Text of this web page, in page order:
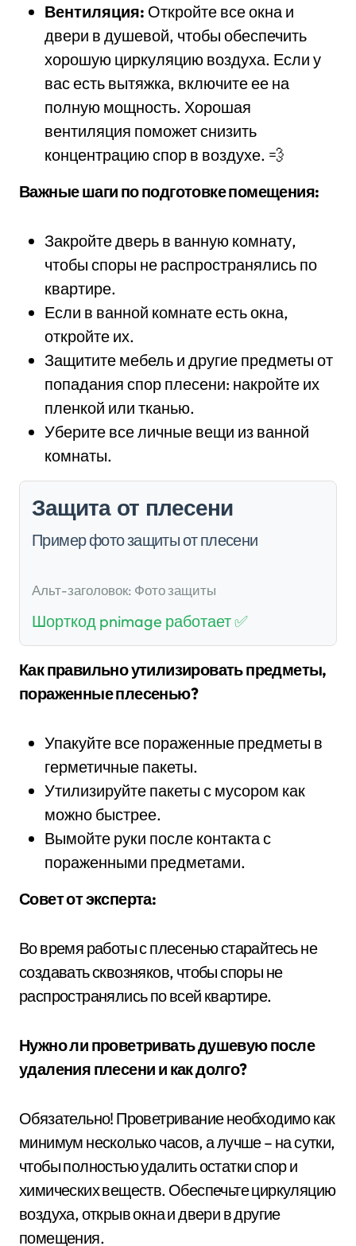
Вентиляция: Откройте все окна и
двери в душевой, чтобы обеспечить
хорошую циркуляцию воздуха. Если у
вас есть вытяжка, включите ее на
полную мощность. Хорошая
вентиляция поможет снизить
концентрацию спор в воздухе. 💨
Важные шаги по подготовке помещения:
Закройте дверь в ванную комнату,
чтобы споры не распространялись по
квартире.
Если в ванной комнате есть окна,
откройте их.
Защитите мебель и другие предметы от
попадания спор плесени: накройте их
пленкой или тканью.
Уберите все личные вещи из ванной
комнаты.
Защита от плесени
Пример фото защиты от плесени
Альт-заголовок: Фото защиты
Шорткод pnimage работает ✅
Как правильно утилизировать предметы,
пораженные плесенью?
Упакуйте все пораженные предметы в
герметичные пакеты.
Утилизируйте пакеты с мусором как
можно быстрее.
Вымойте руки после контакта с
пораженными предметами.
Совет от эксперта:
Во время работы с плесенью старайтесь не
создавать сквозняков, чтобы споры не
распространялись по всей квартире.
Нужно ли проветривать душевую после
удаления плесени и как долго?
Обязательно! Проветривание необходимо как
минимум несколько часов, а лучше – на сутки,
чтобы полностью удалить остатки спор и
химических веществ. Обеспечьте циркуляцию
воздуха, открыв окна и двери в другие
помещения.